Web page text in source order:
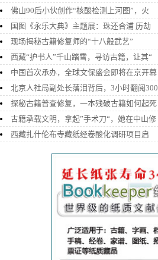
佛山90后小伙创作“核酸检测上河图”，火
国图《永乐大典》主题展：珠还合浦 历劫
现场揭秘古籍修复师的“十八般武艺”
西藏“护书人”千山踏雪，寻访古籍，让其“
中国首次承办，全球文保盛会即将在京开幕
北京人社局副处长落泪背后，3小时翻阅300
探秘古籍普查修复，一本残破古籍如何起死
古籍承载文明，拿起”手术刀“，她在中山修
西藏扎什伦布寺藏纸经卷酸化调研项目启